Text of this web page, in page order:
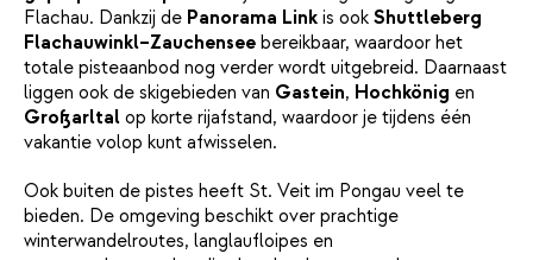
Flachau. Dankzij de Panorama Link is ook Shuttleberg
Flachauwinkl–Zauchensee bereikbaar, waardoor het
totale pisteaanbod nog verder wordt uitgebreid. Daarnaast
liggen ook de skigebieden van Gastein, Hochkönig en
Großarltal op korte rijafstand, waardoor je tijdens één
vakantie volop kunt afwisselen.
Ook buiten de pistes heeft St. Veit im Pongau veel te
bieden. De omgeving beschikt over prachtige
winterwandelroutes, langlaufloipes en